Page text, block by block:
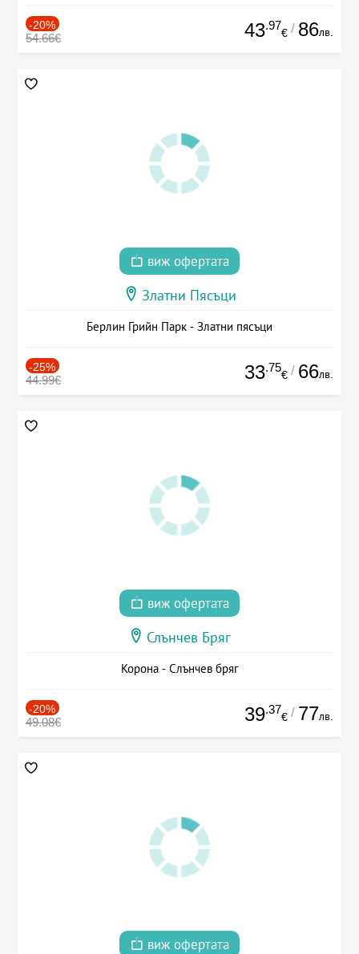
-20%
54.66€ 43.97
€ / 86лв.
виж офертата
Златни Пясъци
Берлин Грийн Парк - Златни пясъци
-25%
44.99€ 33.75
€ / 66лв.
виж офертата
Слънчев Бряг
Корона - Слънчев бряг
-20%
49.08€ 39.37
€ / 77лв.
виж офертата